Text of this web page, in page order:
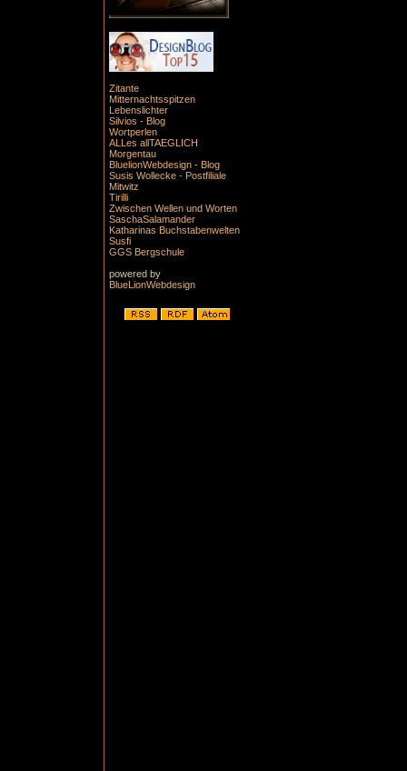
Zitante
Mitternachtsspitzen
Lebenslichter
Silvios - Blog
Wortperlen
ALLes allTAEGLICH
Morgentau
BluelionWebdesign - Blog
Susis Wollecke - Postfiliale
Mitwitz
Tirilli
Zwischen Wellen und Worten
SaschaSalamander
Katharinas Buchstabenwelten
Susfi
GGS Bergschule
powered by
BlueLionWebdesign